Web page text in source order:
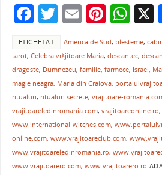
F
a
c
e
b
o
o
k
T
w
itt
er
E
m
ai
l
Pi
nt
er
e
st
W
at
s
A
p
p
ETICHETAT America de Sud, blesteme,
tarot, Celebra vrăjitoare Maria, descantec,
dragoste, Dumnezeu, familie, farmece, Israel,
magie neagra, Maria din Craiova,
ritualuri, ritualuri secrete, vrajitoare-
vrajitoareledinromania.com, vrajitoareonline.ro,
www.international-witches.com,
online.com, www.vrajitoareclub.com,
www.vrajitoareledinromania.ro,
www.vrajitoarero.com, www.vrajitoarero.ro.